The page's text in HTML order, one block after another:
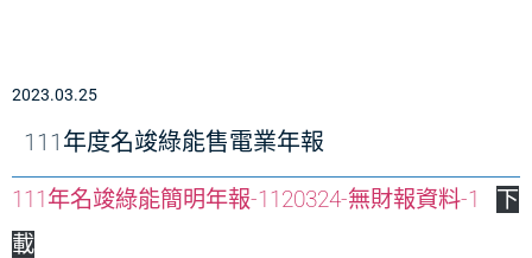
2023.03.25
111年度名竣綠能售電業年報
111年名竣綠能簡明年報-1120324-無財報資料-1
下
載